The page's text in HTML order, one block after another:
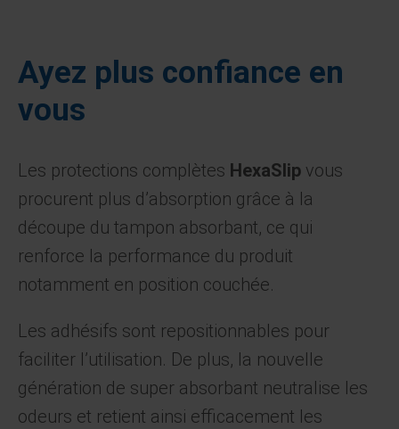
Ayez plus confiance en
vous
Les protections complètes HexaSlip vous
procurent plus d’absorption grâce à la
découpe du tampon absorbant, ce qui
renforce la performance du produit
notamment en position couchée.
Les adhésifs sont repositionnables pour
faciliter l’utilisation. De plus, la nouvelle
génération de super absorbant neutralise les
odeurs et retient ainsi efficacement les